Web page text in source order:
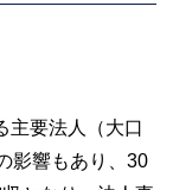
主要法人（大口
影響もあり、30